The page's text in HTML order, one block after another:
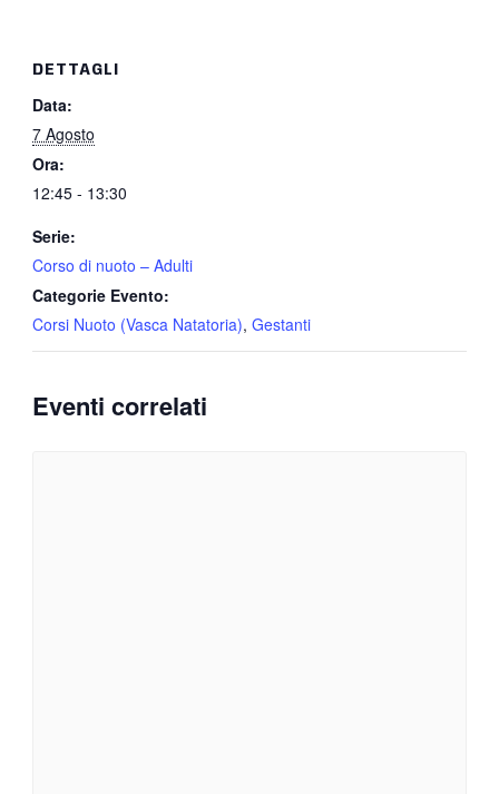
DETTAGLI
Data:
7 Agosto
Ora:
12:45 - 13:30
Serie:
Corso di nuoto – Adulti
Categorie Evento:
Corsi Nuoto (Vasca Natatoria), Gestanti
Eventi correlati